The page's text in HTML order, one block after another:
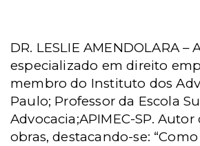
DR. LESLIE AMENDOLARA –
especializado em direito
membro do Instituto dos
Paulo; Professor da Escola
Advocacia;APIMEC-SP. Autor
obras, destacando-se: